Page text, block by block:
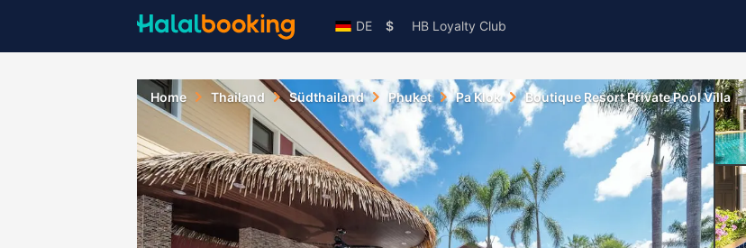
DE $ HB Loyalty Club
Home Thailand Südthailand Phuket Pa Klok Boutique Resort Private Pool Villa